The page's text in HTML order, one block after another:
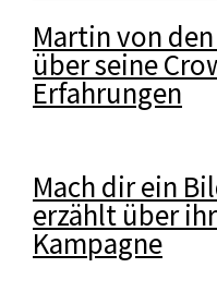
Martin von
über seine
Erfahrungen
Mach dir ein
erzählt über
Kampagne